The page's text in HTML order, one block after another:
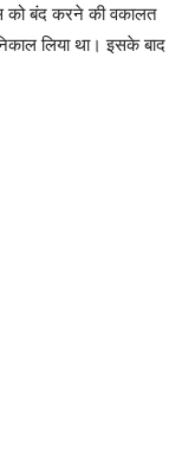
बंद करने की वकालत
लिया था। इसके बाद